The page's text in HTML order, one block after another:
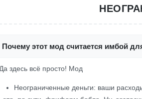
Почему этот мод считается имбой
Да здесь всё просто! Мод
Неограниченные деньги: ваши